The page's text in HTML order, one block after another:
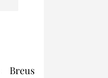
Breus